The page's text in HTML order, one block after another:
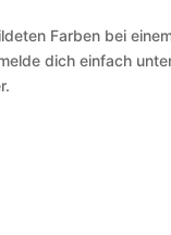
Farben bei
dich einfach